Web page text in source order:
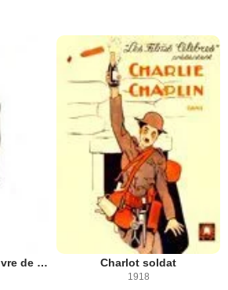
Charlot, la vie et l'oeuvre de Charles Chaplin Charlot soldat
1918